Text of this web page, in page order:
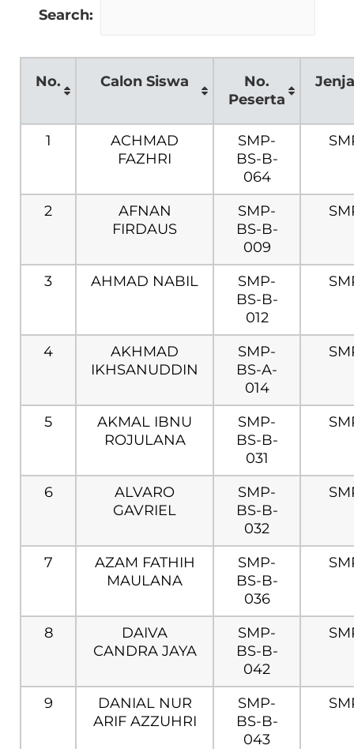
Search:
No. Calon Siswa
No.
Peserta
1
ACHMAD
FAZHRI
SMP-
BS-B-
064
2
AFNAN
FIRDAUS
SMP-
BS-B-
009
3 AHMAD NABIL
SMP-
BS-B-
012
4
AKHMAD
IKHSANUDDIN
SMP-
BS-A-
014
5
AKMAL IBNU
ROJULANA
SMP-
BS-B-
031
6
ALVARO
GAVRIEL
SMP-
BS-B-
032
7
AZAM FATHIH
MAULANA
SMP-
BS-B-
036
8
DAIVA
CANDRA JAYA
SMP-
BS-B-
042
9
DANIAL NUR
ARIF AZZUHRI
SMP-
BS-B-
043